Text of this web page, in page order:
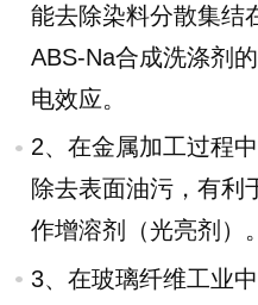
能去除染料分散集结
ABS-Na合成洗涤剂
电效应。
2、在金属加工过程
除去表面油污，有利
作增溶剂（光亮剂）。
3、在玻璃纤维工业